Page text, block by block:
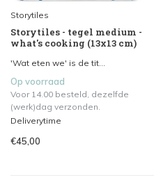
Storytiles
Storytiles - tegel medium -
what's cooking (13x13 cm)
'Wat eten we' is de tit...
Op voorraad
Voor 14.00 besteld, dezelfde
(werk)dag verzonden.
Deliverytime
€45,00